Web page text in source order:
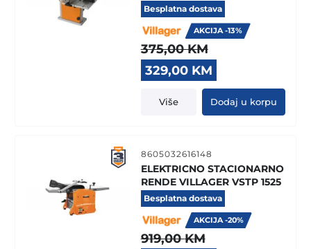
Besplatna dostava
AKCIJA -13%
375,00KM
Original
price
was:
375,00 KM.
329,00 KM
price
is:
329,00 KM.
Više Dodaj u korpu
8605032616148
ELEKTRICNO STACIONARNO
RENDE VILLAGER VSTP 1525
Besplatna dostava
AKCIJA -20%
919,00KM